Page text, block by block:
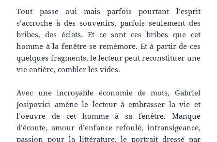
Tout passe oui mais parfois pourtant l’esprit
s’accroche à des souvenirs, parfois seulement des
bribes, des éclats. Et ce sont ces bribes que cet
homme à la fenêtre se remémore. Et à partir de ces
quelques fragments, le lecteur peut reconstituer une
vie entière, combler les vides.
Avec une incroyable économie de mots, Gabriel
Josipovici amène le lecteur à embrasser la vie et
l’oeuvre de cet homme à sa fenêtre. Manque
d’écoute, amour d’enfance refoulé, intransigeance,
passion pour la littérature, le portrait dressé par